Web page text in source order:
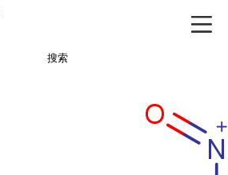
搜索